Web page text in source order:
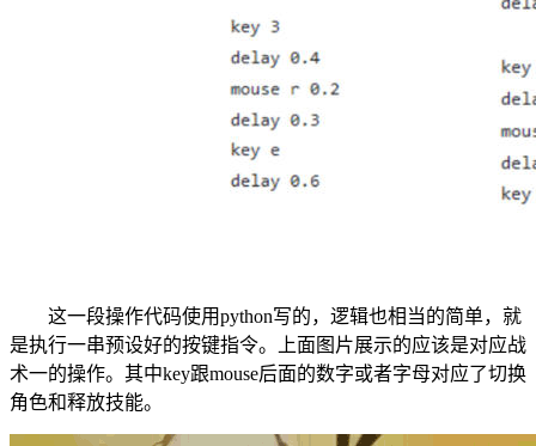
这一段操作代码使用python写的，逻辑也相当的简单，就
是执行一串预设好的按键指令。上面图片展示的应该是对应战
术一的操作。其中key跟mouse后面的数字或者字母对应了切换
角色和释放技能。